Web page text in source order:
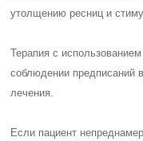
утолщению ресниц и
Терапия с
соблюдении предписаний
лечения.
Если пациент